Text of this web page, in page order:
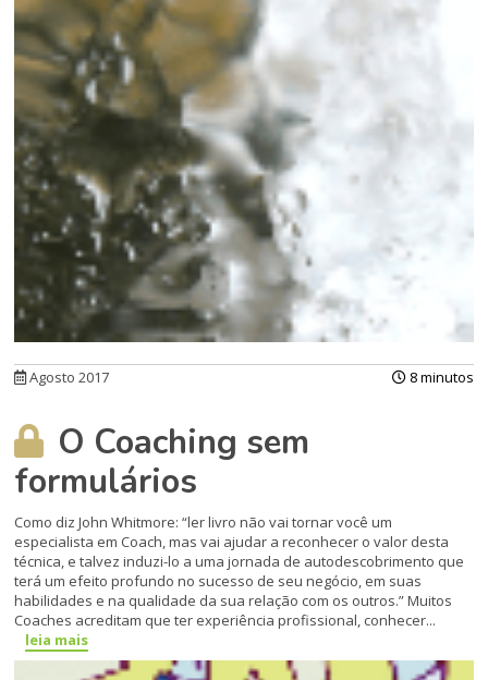
Agosto 2017 8 minutos
O Coaching sem
formulários
Como diz John Whitmore: “ler livro não vai tornar você um
especialista em Coach, mas vai ajudar a reconhecer o valor desta
técnica, e talvez induzi-lo a uma jornada de autodescobrimento que
terá um efeito profundo no sucesso de seu negócio, em suas
habilidades e na qualidade da sua relação com os outros.” Muitos
Coaches acreditam que ter experi­ência profissional, conhecer...
leia mais